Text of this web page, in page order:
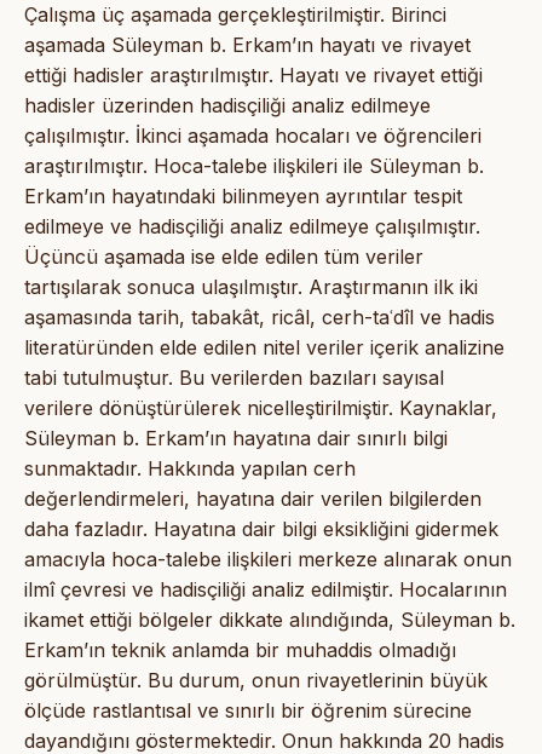
Çalışma üç aşamada gerçekleştirilmiştir. Birinci
aşamada Süleyman b. Erkam’ın hayatı ve rivayet
ettiği hadisler araştırılmıştır. Hayatı ve rivayet ettiği
hadisler üzerinden hadisçiliği analiz edilmeye
çalışılmıştır. İkinci aşamada hocaları ve öğrencileri
araştırılmıştır. Hoca-talebe ilişkileri ile Süleyman b.
Erkam’ın hayatındaki bilinmeyen ayrıntılar tespit
edilmeye ve hadisçiliği analiz edilmeye çalışılmıştır.
Üçüncü aşamada ise elde edilen tüm veriler
tartışılarak sonuca ulaşılmıştır. Araştırmanın ilk iki
aşamasında tarih, tabakât, ricâl, cerh-taʿdîl ve hadis
literatüründen elde edilen nitel veriler içerik analizine
tabi tutulmuştur. Bu verilerden bazıları sayısal
verilere dönüştürülerek nicelleştirilmiştir. Kaynaklar,
Süleyman b. Erkam’ın hayatına dair sınırlı bilgi
sunmaktadır. Hakkında yapılan cerh
değerlendirmeleri, hayatına dair verilen bilgilerden
daha fazladır. Hayatına dair bilgi eksikliğini gidermek
amacıyla hoca-talebe ilişkileri merkeze alınarak onun
ilmî çevresi ve hadisçiliği analiz edilmiştir. Hocalarının
ikamet ettiği bölgeler dikkate alındığında, Süleyman b.
Erkam’ın teknik anlamda bir muhaddis olmadığı
görülmüştür. Bu durum, onun rivayetlerinin büyük
ölçüde rastlantısal ve sınırlı bir öğrenim sürecine
dayandığını göstermektedir. Onun hakkında 20 hadis